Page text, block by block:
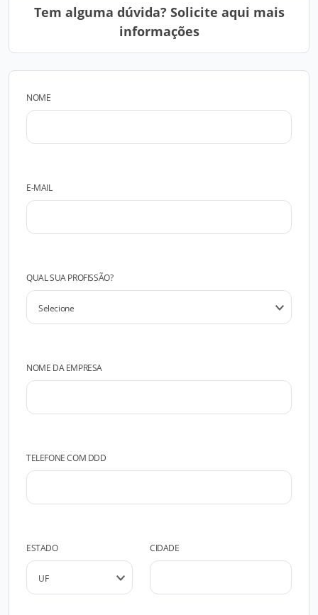
Tem alguma dúvida? Solicite aqui mais
informações
NOME
E-MAIL
QUAL SUA PROFISSÃO?
NOME DA EMPRESA
TELEFONE COM DDD
ESTADO CIDADE